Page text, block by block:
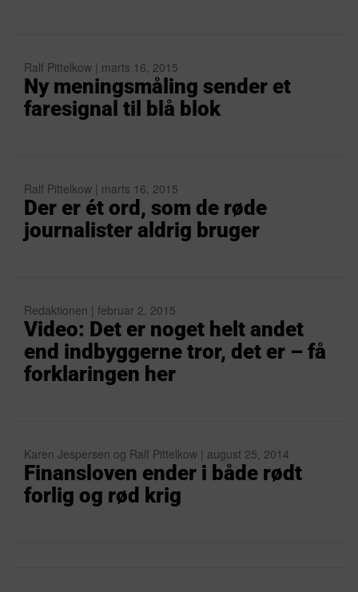
Ralf Pittelkow | marts 16, 2015
Ny meningsmåling sender et
faresignal til blå blok
Ralf Pittelkow | marts 16, 2015
Der er ét ord, som de røde
journalister aldrig bruger
Redaktionen | februar 2, 2015
Video: Det er noget helt andet
end indbyggerne tror, det er – få
forklaringen her
Karen Jespersen og Ralf Pittelkow | august 25, 2014
Finansloven ender i både rødt
forlig og rød krig